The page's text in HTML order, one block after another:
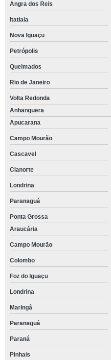
Angra dos Reis
Itatiaia
Nova Iguaçu
Petrópolis
Queimados
Rio de Janeiro
Volta Redonda
Anhanguera
Apucarana
Campo Mourão
Cascavel
Cianorte
Londrina
Paranaguá
Ponta Grossa
Araucária
Campo Mourão
Colombo
Foz do Iguaçu
Londrina
Maringá
Paranaguá
Paraná
Pinhais